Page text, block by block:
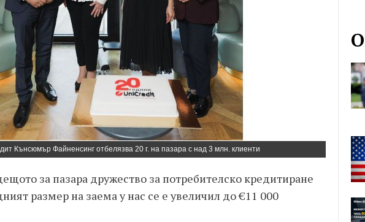
Кънсюмър Файненсинг отбелязва 20 г. на пазара с над 3 млн. клиенти
за пазара дружество за потребителско кредитиране
размер на заема у нас се е увеличил до €11 000